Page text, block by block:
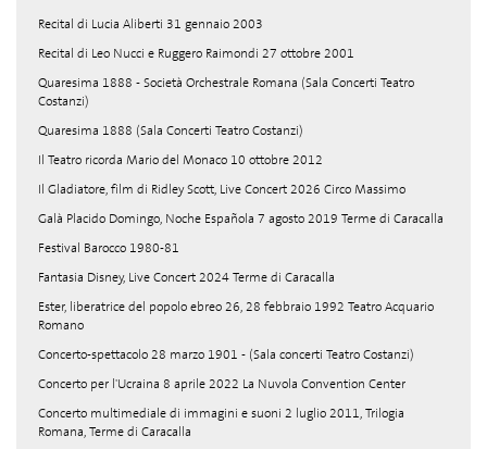
Recital di Lucia Aliberti 31 gennaio 2003
Recital di Leo Nucci e Ruggero Raimondi 27 ottobre 2001
Quaresima 1888 - Società Orchestrale Romana (Sala Concerti Teatro
Costanzi)
Quaresima 1888 (Sala Concerti Teatro Costanzi)
Il Teatro ricorda Mario del Monaco 10 ottobre 2012
Il Gladiatore, film di Ridley Scott, Live Concert 2026 Circo Massimo
Galà Placido Domingo, Noche Española 7 agosto 2019 Terme di Caracalla
Festival Barocco 1980-81
Fantasia Disney, Live Concert 2024 Terme di Caracalla
Ester, liberatrice del popolo ebreo 26, 28 febbraio 1992 Teatro Acquario
Romano
Concerto-spettacolo 28 marzo 1901 - (Sala concerti Teatro Costanzi)
Concerto per l'Ucraina 8 aprile 2022 La Nuvola Convention Center
Concerto multimediale di immagini e suoni 2 luglio 2011, Trilogia
Romana, Terme di Caracalla